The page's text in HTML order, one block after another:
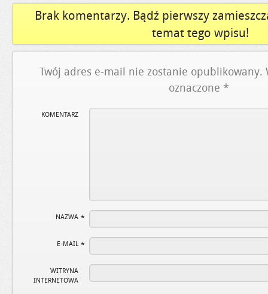
Brak komentarzy. Bądź pierwszy
temat tego wpisu!
Twój adres e-mail nie zostanie opublikowany.
oznaczone *
KOMENTARZ
NAZWA *
E-MAIL *
WITRYNA
INTERNETOWA